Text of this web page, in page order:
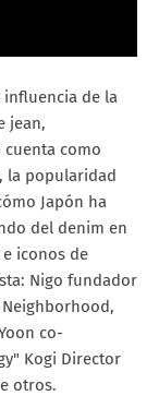
influencia de la
jean,
cuenta como
la popularidad
Japón ha
del denim en
iconos de
Nigo fundador
Neighborhood,
co-
Kogi Director
otros.